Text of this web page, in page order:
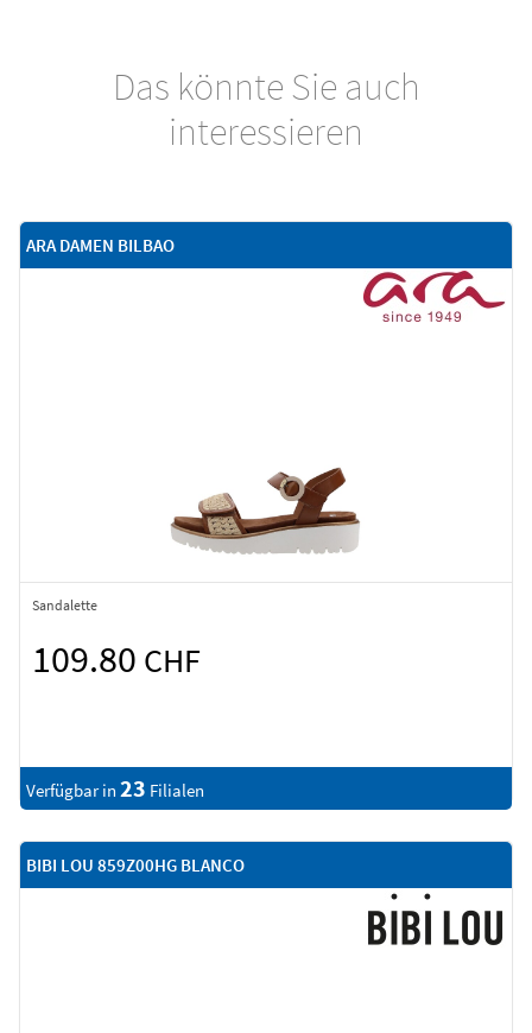
Das könnte Sie auch
interessieren
ARA DAMEN BILBAO
Sandalette
109.80 CHF
Verfügbar in 23 Filialen
BIBI LOU 859Z00HG BLANCO